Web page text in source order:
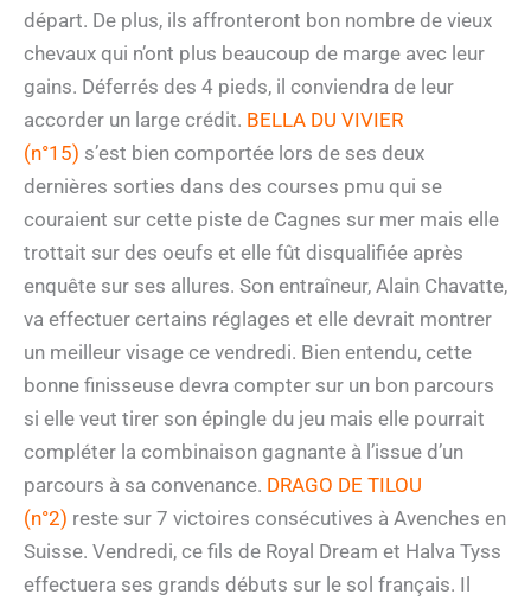
départ. De plus, ils affronteront bon nombre de vieux
chevaux qui n’ont plus beaucoup de marge avec leur
gains. Déferrés des 4 pieds, il conviendra de leur
accorder un large crédit. BELLA DU VIVIER
(n°15) s’est bien comportée lors de ses deux
dernières sorties dans des courses pmu qui se
couraient sur cette piste de Cagnes sur mer mais elle
trottait sur des oeufs et elle fût disqualifiée après
enquête sur ses allures. Son entraîneur, Alain Chavatte,
va effectuer certains réglages et elle devrait montrer
un meilleur visage ce vendredi. Bien entendu, cette
bonne finisseuse devra compter sur un bon parcours
si elle veut tirer son épingle du jeu mais elle pourrait
compléter la combinaison gagnante à l’issue d’un
parcours à sa convenance. DRAGO DE TILOU
(n°2) reste sur 7 victoires consécutives à Avenches en
Suisse. Vendredi, ce fils de Royal Dream et Halva Tyss
effectuera ses grands débuts sur le sol français. Il